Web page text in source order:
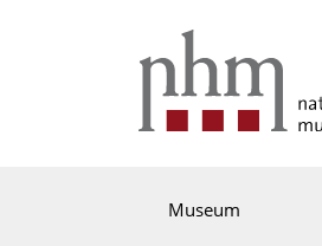
Museum